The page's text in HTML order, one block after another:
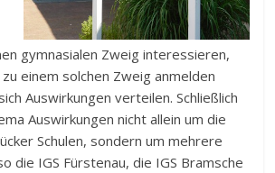
gymnasialen Zweig interessieren,
einem solchen Zweig anmelden
Auswirkungen verteilen. Schließlich
Auswirkungen nicht allein um die
Schulen, sondern um mehrere
die IGS Fürstenau, die IGS Bramsche